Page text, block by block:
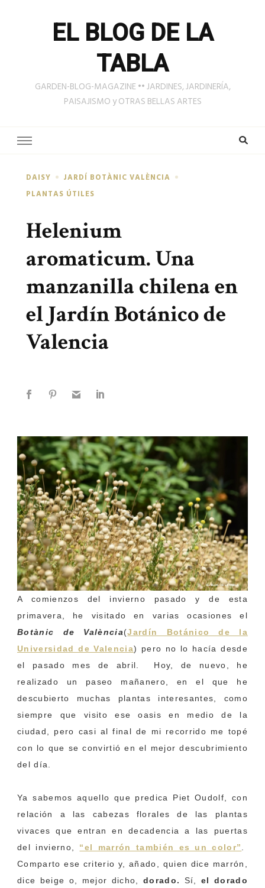
EL BLOG DE LA
TABLA
GARDEN-BLOG-MAGAZINE •• JARDINES, JARDINERÍA,
PAISAJISMO y OTRAS BELLAS ARTES
DAISY
JARDÍ BOTÀNIC VALÈNCIA
PLANTAS ÚTILES
Helenium
aromaticum. Una
manzanilla chilena en
el Jardín Botánico de
Valencia
A comienzos del invierno pasado y de esta
primavera, he visitado en varias ocasiones el
Botànic de València(Jardín Botánico de la
Universidad de Valencia) pero no lo hacía desde
el pasado mes de abril. Hoy, de nuevo, he
realizado un paseo mañanero, en el que he
descubierto muchas plantas interesantes, como
siempre que visito ese oasis en medio de la
ciudad, pero casi al final de mi recorrido me topé
con lo que se convirtió en el mejor descubrimiento
del día.
Ya sabemos aquello que predica Piet Oudolf, con
relación a las cabezas florales de las plantas
vivaces que entran en decadencia a las puertas
del invierno, “el marrón también es un color”
Comparto ese criterio y, añado, quien dice marrón,
dice beige o, mejor dicho, dorado. Sí,el dorado